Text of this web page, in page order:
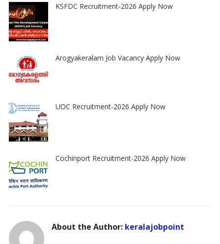
KSFDC Recruitment-2026 Apply Now
Arogyakeralam Job Vacancy Apply Now
UOC Recruitment-2026 Apply Now
Cochinport Recruitment-2026 Apply Now
About the Author: keralajobpoint